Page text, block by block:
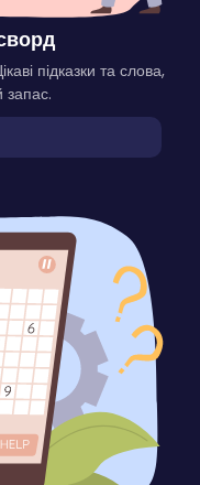
підказки та слова,
запас.